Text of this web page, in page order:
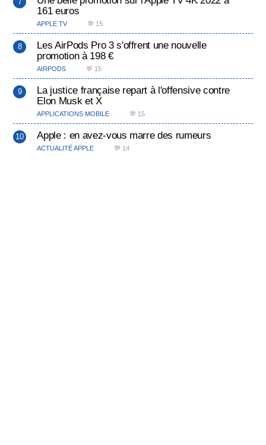
161 euros
APPLE TV 💬 15
Les AirPods Pro 3 s'offrent une nouvelle
promotion à 198 €
AIRPODS 💬 15
La justice française repart à l'offensive contre
Elon Musk et X
APPLICATIONS MOBILE 💬 15
Apple : en avez-vous marre des rumeurs
ACTUALITÉ APPLE 💬 14